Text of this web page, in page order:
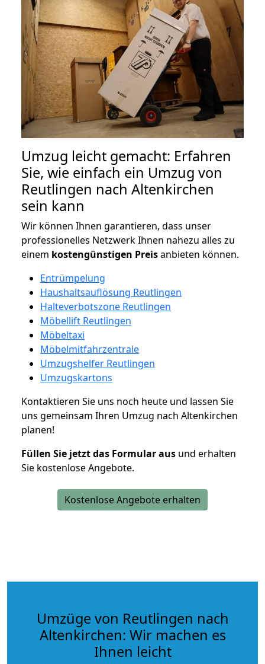
Umzug leicht gemacht: Erfahren
Sie, wie einfach ein Umzug von
Reutlingen nach Altenkirchen
sein kann
Wir können Ihnen garantieren, dass unser
professionelles Netzwerk Ihnen nahezu alles zu
einem kostengünstigen Preisanbieten können.
Entrümpelung
Haushaltsauflösung Reutlingen
Halteverbotszone Reutlingen
Möbellift Reutlingen
Möbeltaxi
Möbelmitfahrzentrale
Umzugshelfer Reutlingen
Umzugskartons
Kontaktieren Sie uns noch heute und lassen Sie
uns gemeinsam Ihren Umzug nach Altenkirchen
planen!
Füllen Sie jetzt das Formular aus und erhalten
Sie kostenlose Angebote.
Kostenlose Angebote erhalten
Umzüge von Reutlingen nach
Altenkirchen: Wir machen es
Ihnen leicht